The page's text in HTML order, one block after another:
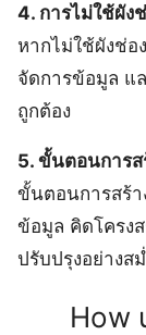
4. การไม่ใช้ผัง
หากไม่ใช้ผังช่อ
จัดการข้อมูล แ
ถูกต้อง
5. ขั้นตอนการส
ขั้นตอนการสร้า
ข้อมูล คิดโครง
ปรับปรุงอย่างส
How